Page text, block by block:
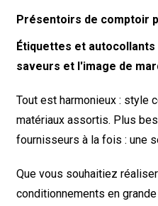
Présentoirs de comptoir
Étiquettes et
saveurs et l'image de
Tout est harmonieux : style
matériaux assortis. Plus
fournisseurs à la fois : une
Que vous souhaitiez
conditionnements en